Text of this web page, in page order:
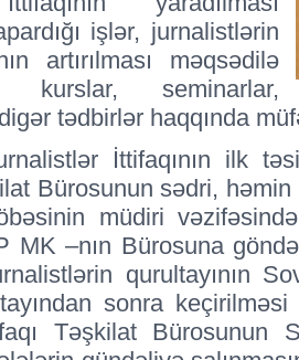
işlər, jurnalistlərin
artırılması məqsədilə
seminarlar,
tədbirlər haqqında
İttifaqının ilk
Bürosunun sədri,
müdiri
MK –nın Bürosuna
qurultayının
sonra
Təşkilat Bürosunun